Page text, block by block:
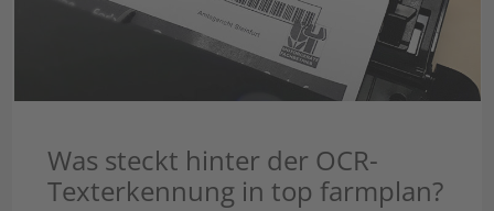
Was steckt hinter der OCR-
Texterkennung in top farmplan?